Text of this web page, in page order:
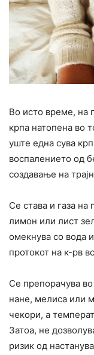
Во исто време, на
крпа натопена во
уште една сува
воспалението од
создавање на
Се става и газа на
лимон или лист
омекнува со вода
протокот на к-рв
Се препорачува
нане, мелиса или
чекори, а
Затоа, не
ризик од